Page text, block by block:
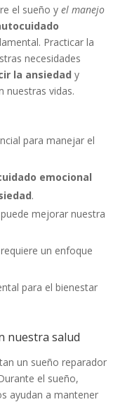
el sueño y el manejo
Practicar la
necesidades
la ansiedad y
nuestras vidas.
para manejar el
emocional
.
mejorar nuestra
un enfoque
para el bienestar
nuestra salud
un sueño reparador
el sueño,
ayudan a mantener